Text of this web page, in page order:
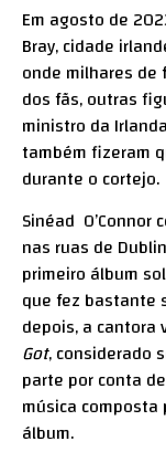
Em agosto de
Bray, cidade
onde milhares de
dos fãs, outras
ministro da
também fizeram
durante o cortejo.
Sinéad
nas ruas de
primeiro álbum
que fez bastante
depois, a cantora
Got, considerado
parte por conta
música composta
álbum.